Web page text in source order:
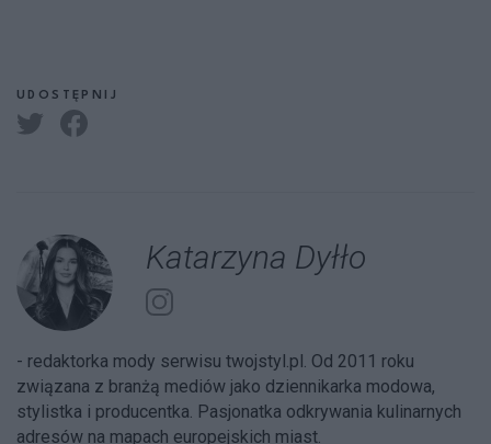
UDOSTĘPNIJ
Katarzyna Dyłło
- redaktorka mody serwisu twojstyl.pl. Od 2011 roku
związana z branżą mediów jako dziennikarka modowa,
stylistka i producentka. Pasjonatka odkrywania kulinarnych
adresów na mapach europejskich miast.